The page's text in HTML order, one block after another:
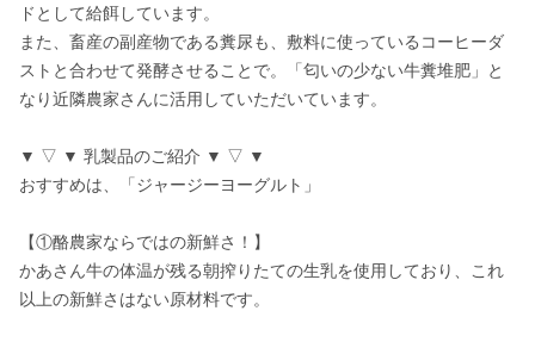
ドとして給餌しています。
また、畜産の副産物である糞尿も、敷料に使っているコーヒーダ
ストと合わせて発酵させることで。「匂いの少ない牛糞堆肥」と
なり近隣農家さんに活用していただいています。
▼ ▽ ▼ 乳製品のご紹介 ▼ ▽ ▼
おすすめは、「ジャージーヨーグルト」
【①酪農家ならではの新鮮さ！】
かあさん牛の体温が残る朝搾りたての生乳を使用しており、これ
以上の新鮮さはない原材料です。